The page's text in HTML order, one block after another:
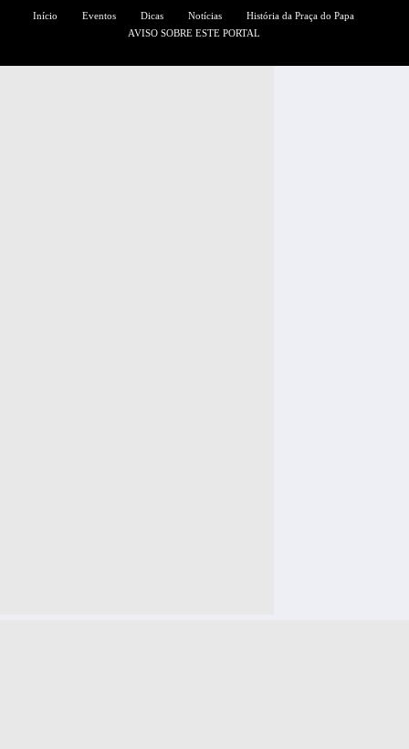
Início Eventos Dicas Notícias
História da Praça do Papa
AVISO SOBRE ESTE PORTAL